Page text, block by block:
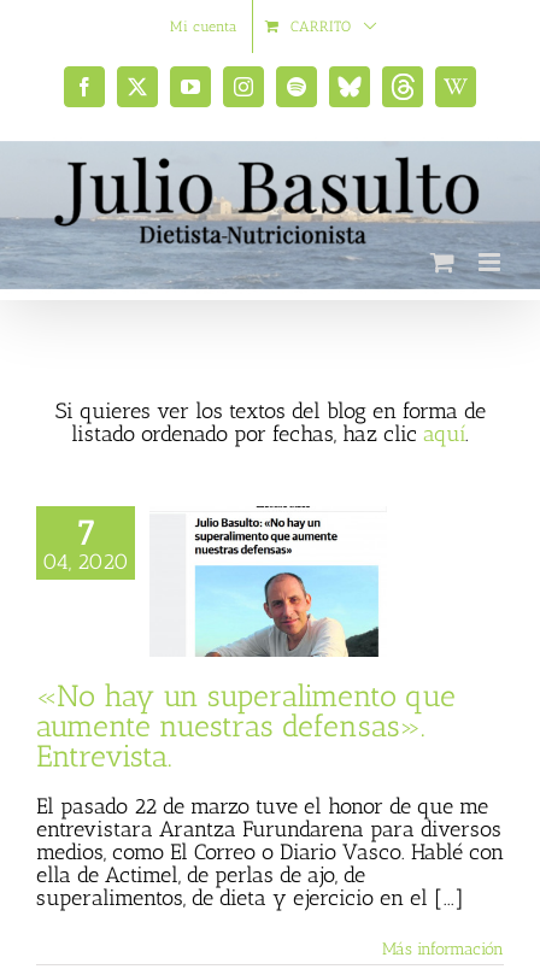
Mi cuenta CARRITO
Facebook
X YouTubeInstagramSpotifyBluesky
social
ThreadsWikipedia
Si quieres ver los textos del blog en forma de
listado ordenado por fechas, haz clic aquí.
7
04, 2020
superalimento
nuestras
«No hay un superalimento que
aumente nuestras defensas».
Entrevista.
El pasado 22 de marzo tuve el honor de que me
entrevistara Arantza Furundarena para diversos
medios, como El Correo o Diario Vasco. Hablé con
ella de Actimel, de perlas de ajo, de
superalimentos, de dieta y ejercicio en el [...]
Más información